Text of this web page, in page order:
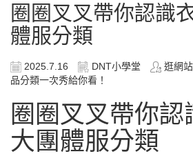
圈圈叉叉帶你認識
體服分類
2025.7.16 DNT小學堂
逛網
品分類一次秀給你看！
圈圈叉叉帶你認
大團體服分類